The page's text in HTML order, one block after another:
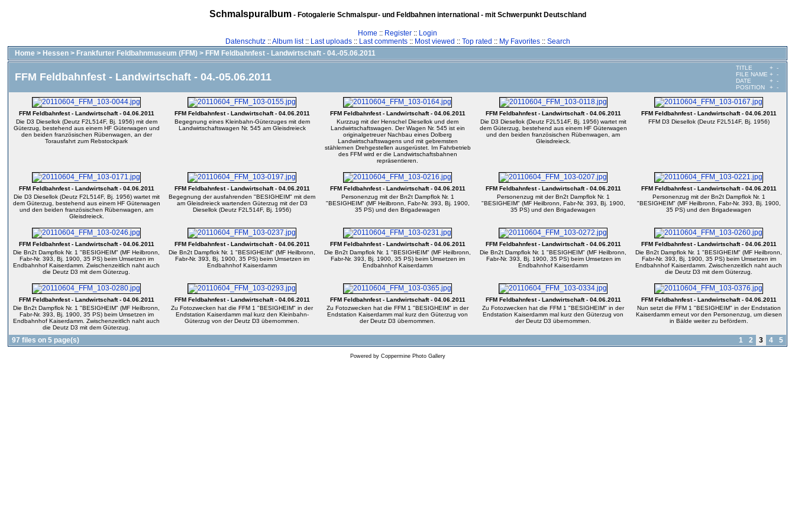
Schmalspuralbum- Fotogalerie Schmalspur- und Feldbahnen international - mit Schwerpunkt Deutschland
Home :: Register :: Login
Datenschutz::Album list:: Last uploads:: Last comments:: Most viewed :: Top rated :: My Favorites:: Search
Home > Hessen > Frankfurter Feldbahnmuseum (FFM) > FFM Feldbahnfest - Landwirtschaft - 04.-05.06.2011
FFM Feldbahnfest - Landwirtschaft - 04.-05.06.2011
TITLE + -
FILE NAME + -
DATE
+ -
POSITION
+ -
FFM Feldbahnfest - Landwirtschaft - 04.06.2011
Die D3 Diesellok (Deutz F2L514F, Bj. 1956) mit dem
Güterzug, bestehend aus einem HF Güterwagen und
den beiden französischen Rübenwagen, an der
Torausfahrt zum Rebstockpark
FFM Feldbahnfest - Landwirtschaft - 04.06.2011
Begegnung eines Kleinbahn-Güterzuges mit dem
Landwirtschaftswagen Nr. 545 am Gleisdreieck
FFM Feldbahnfest - Landwirtschaft - 04.06.2011
Kurzzug mit der Henschel Diesellok und dem
Landwirtschaftswagen. Der Wagen Nr. 545 ist ein
originalgetreuer Nachbau eines Dolberg
Landwirtschaftswagens und mit gebremsten
stählernen Drehgestellen ausgerüstet. Im Fahrbetrieb
des FFM wird er die Landwirtschaftsbahnen
repräsentieren.
FFM Feldbahnfest - Landwirtschaft - 04.06.2011
Die D3 Diesellok (Deutz F2L514F, Bj. 1956) wartet mit
dem Güterzug, bestehend aus einem HF Güterwagen
und den beiden französischen Rübenwagen, am
Gleisdreieck.
FFM Feldbahnfest - Landwirtschaft - 04.06.2011
FFM D3 Diesellok (Deutz F2L514F, Bj. 1956)
FFM Feldbahnfest - Landwirtschaft - 04.06.2011
Die D3 Diesellok (Deutz F2L514F, Bj. 1956) wartet mit
dem Güterzug, bestehend aus einem HF Güterwagen
und den beiden französischen Rübenwagen, am
Gleisdreieck.
FFM Feldbahnfest - Landwirtschaft - 04.06.2011
Begegnung der ausfahrenden "BESIGHEIM" mit dem
am Gleisdreieck wartenden Güterzug mit der D3
Diesellok (Deutz F2L514F, Bj. 1956)
FFM Feldbahnfest - Landwirtschaft - 04.06.2011
Personenzug mit der Bn2t Dampflok Nr. 1
"BESIGHEIM" (MF Heilbronn, Fabr-Nr. 393, Bj. 1900,
35 PS) und den Brigadewagen
FFM Feldbahnfest - Landwirtschaft - 04.06.2011
Personenzug mit der Bn2t Dampflok Nr. 1
"BESIGHEIM" (MF Heilbronn, Fabr-Nr. 393, Bj. 1900,
35 PS) und den Brigadewagen
FFM Feldbahnfest - Landwirtschaft - 04.06.2011
Personenzug mit der Bn2t Dampflok Nr. 1
"BESIGHEIM" (MF Heilbronn, Fabr-Nr. 393, Bj. 1900,
35 PS) und den Brigadewagen
FFM Feldbahnfest - Landwirtschaft - 04.06.2011
Die Bn2t Dampflok Nr. 1 "BESIGHEIM" (MF Heilbronn,
Fabr-Nr. 393, Bj. 1900, 35 PS) beim Umsetzen im
Endbahnhof Kaiserdamm. Zwischenzeitlich naht auch
die Deutz D3 mit dem Güterzug.
FFM Feldbahnfest - Landwirtschaft - 04.06.2011
Die Bn2t Dampflok Nr. 1 "BESIGHEIM" (MF Heilbronn,
Fabr-Nr. 393, Bj. 1900, 35 PS) beim Umsetzen im
Endbahnhof Kaiserdamm
FFM Feldbahnfest - Landwirtschaft - 04.06.2011
Die Bn2t Dampflok Nr. 1 "BESIGHEIM" (MF Heilbronn,
Fabr-Nr. 393, Bj. 1900, 35 PS) beim Umsetzen im
Endbahnhof Kaiserdamm
FFM Feldbahnfest - Landwirtschaft - 04.06.2011
Die Bn2t Dampflok Nr. 1 "BESIGHEIM" (MF Heilbronn,
Fabr-Nr. 393, Bj. 1900, 35 PS) beim Umsetzen im
Endbahnhof Kaiserdamm
FFM Feldbahnfest - Landwirtschaft - 04.06.2011
Die Bn2t Dampflok Nr. 1 "BESIGHEIM" (MF Heilbronn,
Fabr-Nr. 393, Bj. 1900, 35 PS) beim Umsetzen im
Endbahnhof Kaiserdamm. Zwischenzeitlich naht auch
die Deutz D3 mit dem Güterzug.
FFM Feldbahnfest - Landwirtschaft - 04.06.2011
Die Bn2t Dampflok Nr. 1 "BESIGHEIM" (MF Heilbronn,
Fabr-Nr. 393, Bj. 1900, 35 PS) beim Umsetzen im
Endbahnhof Kaiserdamm. Zwischenzeitlich naht auch
die Deutz D3 mit dem Güterzug.
FFM Feldbahnfest - Landwirtschaft - 04.06.2011
Zu Fotozwecken hat die FFM 1 "BESIGHEIM" in der
Endstation Kaiserdamm mal kurz den Kleinbahn-
Güterzug von der Deutz D3 übernommen.
FFM Feldbahnfest - Landwirtschaft - 04.06.2011
Zu Fotozwecken hat die FFM 1 "BESIGHEIM" in der
Endstation Kaiserdamm mal kurz den Güterzug von
der Deutz D3 übernommen.
FFM Feldbahnfest - Landwirtschaft - 04.06.2011
Zu Fotozwecken hat die FFM 1 "BESIGHEIM" in der
Endstation Kaiserdamm mal kurz den Güterzug von
der Deutz D3 übernommen.
FFM Feldbahnfest - Landwirtschaft - 04.06.2011
Nun setzt die FFM 1 "BESIGHEIM" in der Endstation
Kaiserdamm erneut vor den Personenzug, um diesen
in Bälde weiter zu befördern.
97 files on 5 page(s) 1 2 3 4 5
Powered by Coppermine Photo Gallery